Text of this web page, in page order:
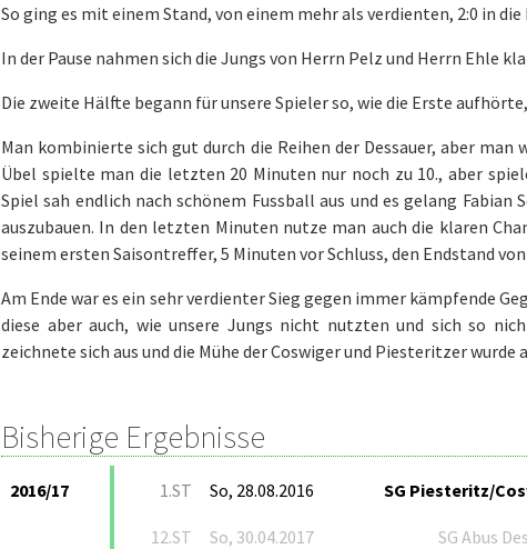
So ging es mit einem Stand, von einem mehr als verdienten, 2:0 in die
In der Pause nahmen sich die Jungs von Herrn Pelz und Herrn Ehle
Die zweite Hälfte begann für unsere Spieler so, wie die Erste
Man kombinierte sich gut durch die Reihen der Dessauer, aber
Übel spielte man die letzten 20 Minuten nur noch zu 10., aber
Spiel sah endlich nach schönem Fussball aus und es gelang Fabian
auszubauen. In den letzten Minuten nutze man auch die klaren
seinem ersten Saisontreffer, 5 Minuten vor Schluss, den Endstand von
Am Ende war es ein sehr verdienter Sieg gegen immer kämpfende
diese aber auch, wie unsere Jungs nicht nutzten und sich so
zeichnete sich aus und die Mühe der Coswiger und Piesteritzer
Bisherige Ergebnisse
2016/17 1.ST So, 28.08.2016 SG Piesteritz/
12.ST So, 30.04.2017 SG Abus